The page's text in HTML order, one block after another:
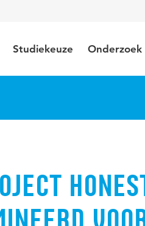
Studiekeuze Onderzoek